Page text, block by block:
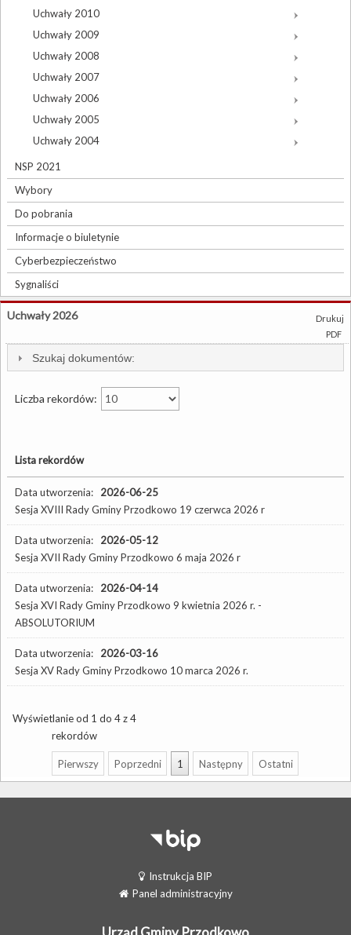
Uchwały 2010
Uchwały 2009
Uchwały 2008
Uchwały 2007
Uchwały 2006
Uchwały 2005
Uchwały 2004
NSP 2021
Wybory
Do pobrania
Informacje o biuletynie
Cyberbezpieczeństwo
Sygnaliści
Drukuj
PDF
Uchwały 2026
Szukaj dokumentów:
Liczba rekordów:
Lista rekordów
Data utworzenia: 2026-06-25
Sesja XVIII Rady Gminy Przodkowo 19 czerwca 2026 r
Data utworzenia: 2026-05-12
Sesja XVII Rady Gminy Przodkowo 6 maja 2026 r
Data utworzenia: 2026-04-14
Sesja XVI Rady Gminy Przodkowo 9 kwietnia 2026 r. -
ABSOLUTORIUM
Data utworzenia: 2026-03-16
Sesja XV Rady Gminy Przodkowo 10 marca 2026 r.
Wyświetlanie od 1 do 4 z 4
rekordów
Pierwszy Poprzedni 1 Następny Ostatni
Instrukcja BIP
Panel administracyjny